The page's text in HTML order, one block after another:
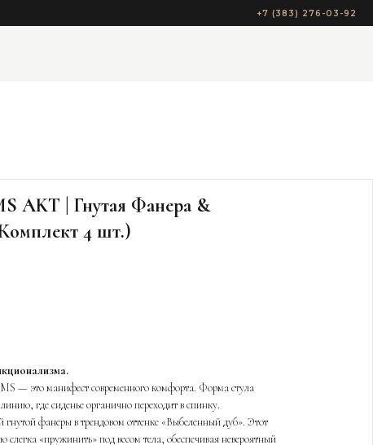
+7 (383) 276-03-92
AKT | Гнутая Фанера &
4 шт.)
— это манифест современного комфорта. Форма стула
где сиденье органично переходит в спинку.
гнутой фанеры в трендовом оттенке «Выбеленный дуб». Этот
слегка «пружинить» под весом тела, обеспечивая невероятный